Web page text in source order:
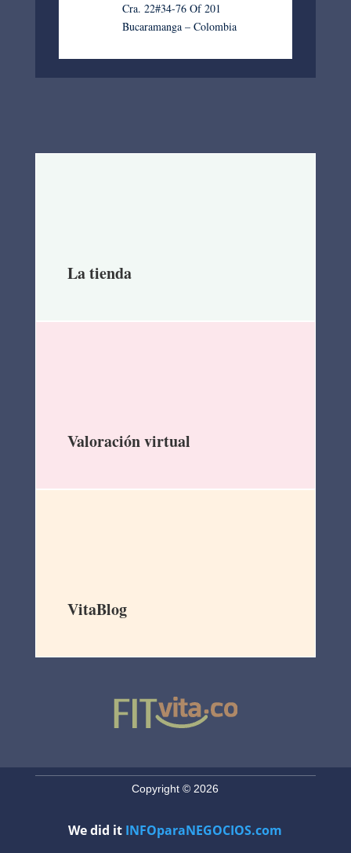
Cra. 22#34-76 Of 201
Bucaramanga – Colombia
La tienda
Valoración virtual
VitaBlog
Copyright © 2026
We did it INFOparaNEGOCIOS.com